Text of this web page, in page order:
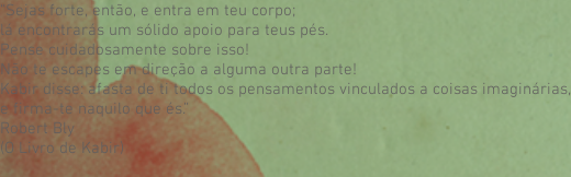
“Sejas forte, então, e entra em teu corpo;
lá encontrarás um sólido apoio para teus pés.
Pense cuidadosamente sobre isso!
Não te escapes em direção a alguma outra parte!
Kabir disse: afasta de ti todos os pensamentos vinculados a coisas imaginárias,
e firma-te naquilo que és.”
Robert Bly
(O Livro de Kabir)